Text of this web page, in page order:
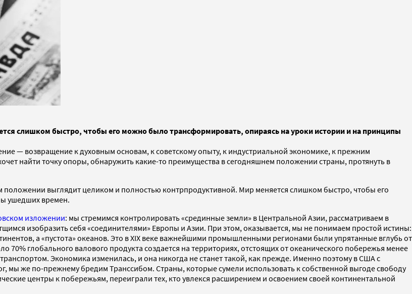
слишком быстро, чтобы его можно было трансформировать, опираясь на уроки истории и на принципы
— возвращение к духовным основам, к советскому опыту, к индустриальной экономике, к прежним
найти точку опоры, обнаружить какие-то преимущества в сегодняшнем положении страны, протянуть в
положении выглядит целиком и полностью контрпродуктивной. Мир меняется слишком быстро, чтобы его
ушедших времен.
изложении: мы стремимся контролировать «срединные земли» в Центральной Азии, рассматриваем в
изобразить себя «соединителями» Европы и Азии. При этом, оказывается, мы не понимаем простой истины:
а «пустота» океанов. Это в XIX веке важнейшими промышленными регионами были упрятанные вглубь от
глобального валового продукта создается на территориях, отстоящих от океанического побережья менее
Экономика изменилась, и она никогда не станет такой, как прежде. Именно поэтому в США с
мы же по-прежнему бредим Транссибом. Страны, которые сумели использовать к собственной выгоде свободу
центры к побережьям, переиграли тех, кто увлекся расширением и освоением своей континентальной